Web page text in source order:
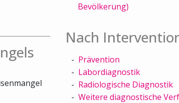
Bevölkerung)
Nach
Prävention
Labordiagnostik
Radiologische Diagnostik
Weitere diagnostische